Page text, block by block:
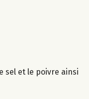
sel et le poivre ainsi